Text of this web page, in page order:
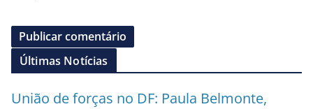
Últimas Notícias
União de forças no DF: Paula Belmonte,